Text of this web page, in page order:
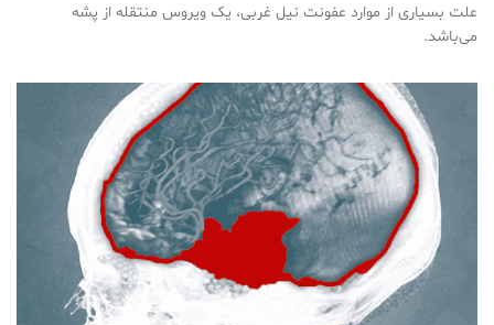
علت بسیاری از موارد عفونت نیل غربی، یک ویروس منتقله از پشه
می‌باشد.